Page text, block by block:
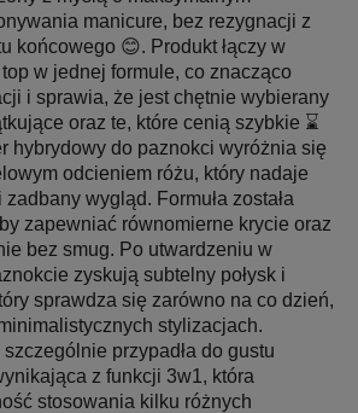
manicure, bez rezygnacji z
końcowego 😊. Produkt łączy w
w jednej formule, co znacząco
i sprawia, że jest chętnie wybierany
oraz te, które cenią szybkie ⌛
hybrydowy do paznokci wyróżnia się
odcieniem różu, który nadaje
wygląd. Formuła została
zapewniać równomierne krycie oraz
bez smug. Po utwardzeniu w
zyskują subtelny połysk i
sprawdza się zarówno na co dzień,
stylizacjach.
przypadła do gustu
z funkcji 3w1, która
stosowania kilku różnych